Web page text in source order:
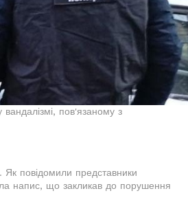
пов'язаному з
Як повідомили представники
напис, що закликав до порушення